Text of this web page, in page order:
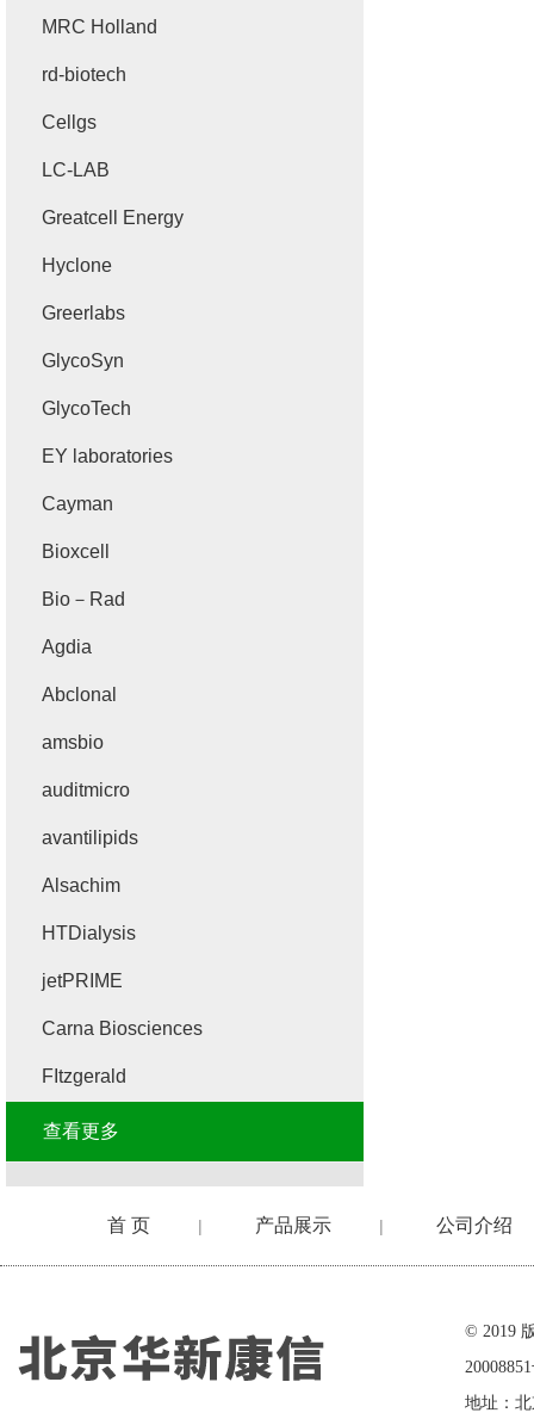
MRC Holland
rd-biotech
Cellgs
LC-LAB
Greatcell Energy
Hyclone
Greerlabs
GlycoSyn
GlycoTech
EY laboratories
Cayman
Bioxcell
Bio－Rad
Agdia
Abclonal
amsbio
auditmicro
avantilipids
Alsachim
HTDialysis
jetPRIME
Carna Biosciences
FItzgerald
查看更多
首 页 | 产品展示 | 公司介绍
© 2019
地址：